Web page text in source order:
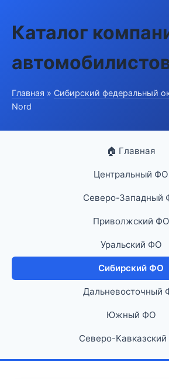
Каталог
Главная » Сибирский федеральный
Nord
🏠 Главная
Центральный ФО
Северо-Западный
Приволжский ФО
Уральский ФО
Сибирский ФО
Дальневосточный
Южный ФО
Северо-